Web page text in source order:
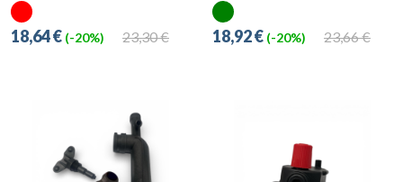
23,30 €
18,64 € (-20%) 23,66 €
18,92 € (-20%)